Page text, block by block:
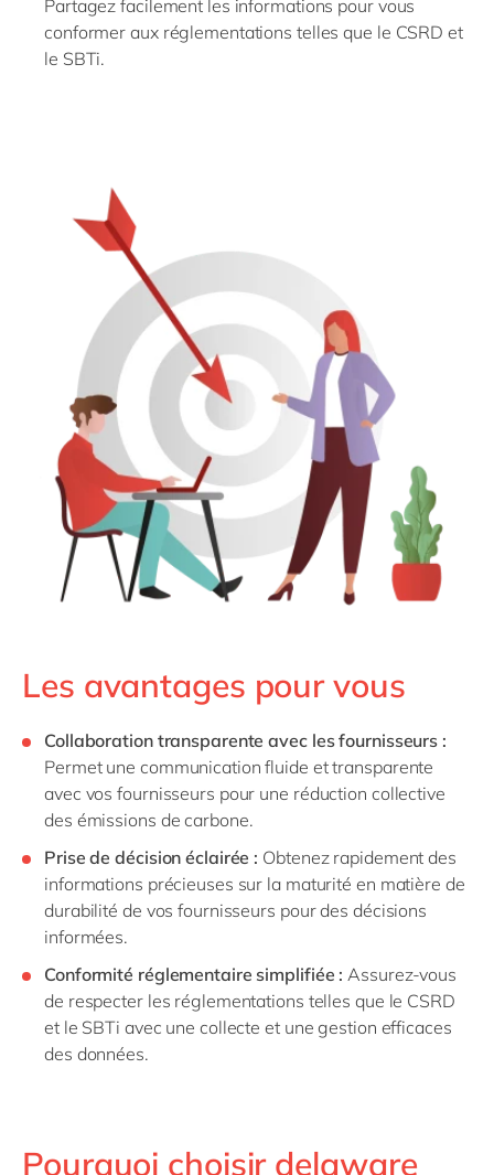
Partagez facilement les informations pour vous
conformer aux réglementations telles que le CSRD et
le SBTi.
Les avantages pour vous
Collaboration transparente avec les fournisseurs :
Permet une communication fluide et transparente
avec vos fournisseurs pour une réduction collective
des émissions de carbone.
Prise de décision éclairée : Obtenez rapidement des
informations précieuses sur la maturité en matière de
durabilité de vos fournisseurs pour des décisions
informées.
Conformité réglementaire simplifiée : Assurez-vous
de respecter les réglementations telles que le CSRD
et le SBTi avec une collecte et une gestion efficaces
des données.
Pourquoi choisir delaware